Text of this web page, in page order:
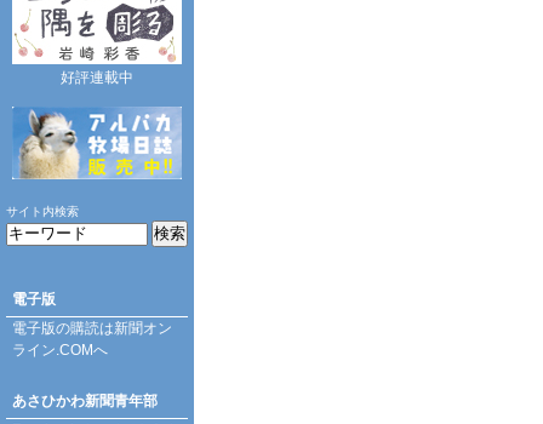
好評連載中
サイト内検索
電子版
電子版の購読は新聞オン
ライン.COMへ
あさひかわ新聞青年部